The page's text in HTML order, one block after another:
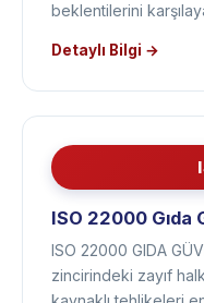
kuruluşların veya
beklentilerini
ISO 22000 Gıda
ISO 22000 GIDA